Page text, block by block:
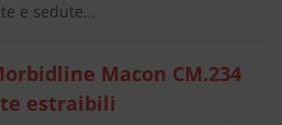
e sedute…
Macon CM.234
estraibili